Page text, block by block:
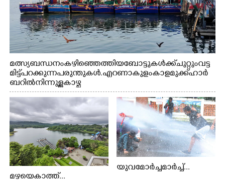
മത്സ്യബന്ധനം കഴിഞ്ഞെത്തിയ ബോട്ടുകൾക്ക് ചുറ്റും വട്ട
മിട്ട് പറക്കുന്ന പരുന്തുകൾ. എറണാകുളം കാളമുക്ക് ഹാർ
ബറിൽ നിന്നുള്ള കാഴ്ച
മഴയെകാത്ത്...
യുവമോർച്ചമാർച്ച്...